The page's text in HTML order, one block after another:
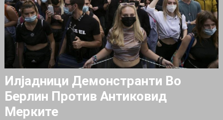
Илјадници Демонстранти Во
Берлин Против Антиковид
Мерките